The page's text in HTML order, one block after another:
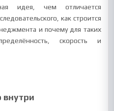
идея, чем отличается
как строится
и почему для таких
скорость и
внутри